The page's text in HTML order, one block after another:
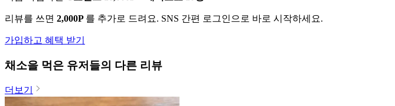
리뷰를 쓰면 2,000P 를 추가로 드려요. SNS 간편 로그인으로 바로 시작하세요.
가입하고 혜택 받기
채소을 먹은 유저들의 다른 리뷰
더보기